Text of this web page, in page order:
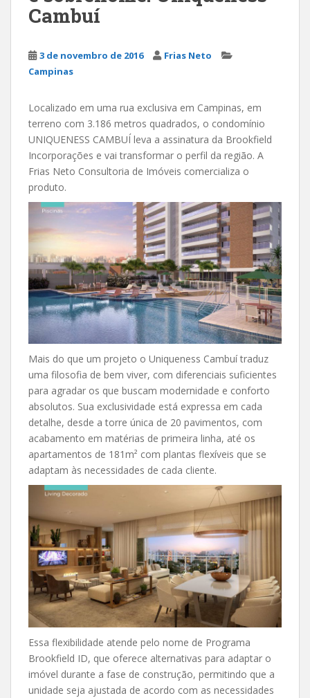
Cambuí
3 de novembro de 2016
Frias Neto
Campinas
Localizado em uma rua exclusiva em Campinas, em
terreno com 3.186 metros quadrados, o condomínio
UNIQUENESS CAMBUÍ leva a assinatura da Brookfield
Incorporações e vai transformar o perfil da região. A
Frias Neto Consultoria de Imóveis comercializa o
produto.
Mais do que um projeto o Uniqueness Cambuí traduz
uma filosofia de bem viver, com diferenciais suficientes
para agradar os que buscam modernidade e conforto
absolutos. Sua exclusividade está expressa em cada
detalhe, desde a torre única de 20 pavimentos, com
acabamento em matérias de primeira linha, até os
apartamentos de 181m² com plantas flexíveis que se
adaptam às necessidades de cada cliente.
Essa flexibilidade atende pelo nome de Programa
Brookfield ID, que oferece alternativas para adaptar o
imóvel durante a fase de construção, permitindo que a
unidade seja ajustada de acordo com as necessidades